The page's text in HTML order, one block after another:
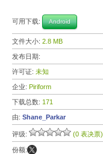
可用下载: Android
文件大小: 2.8 MB
发布日期:
许可证: 未知
企业: Piriform
下载总数: 171
由: Shane_Parkar
评级: (0 表决票)
份额: